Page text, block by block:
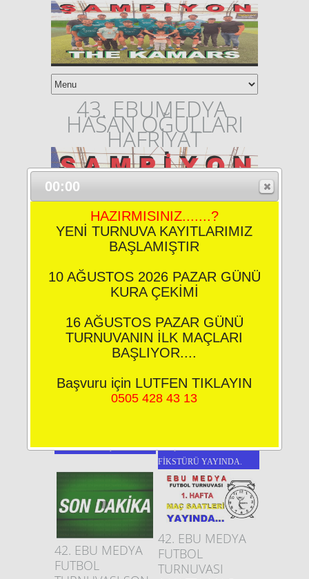
43. EBUMEDYA
HASAN OĞULLARI
HAFRİYAT
DAKİKA GELİŞMESİ......
MAÇ SAATLERİ VE LİG
FİKSTÜRÜ YAYINDA.
42. EBU MEDYA
FUTBOL
42. EBU MEDYA
FUTBOL
TURNUVASI
00:00
HAZIRMISINIZ.......?
YENİ TURNUVA KAYITLARIMIZ
BAŞLAMIŞTIR
10 AĞUSTOS 2026 PAZAR GÜNÜ
KURA ÇEKİMİ
16 AĞUSTOS PAZAR GÜNÜ
TURNUVANIN İLK MAÇLARI
BAŞLIYOR....
Başvuru için LUTFEN TIKLAYIN
0505 428 43 13